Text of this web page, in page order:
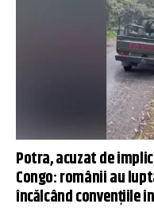
Potra, acuzat de
Congo: românii au
încălcând convențiile